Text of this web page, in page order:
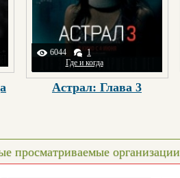
6044
1
Где и когда
Астрал: Глава 3
просматриваемые организации